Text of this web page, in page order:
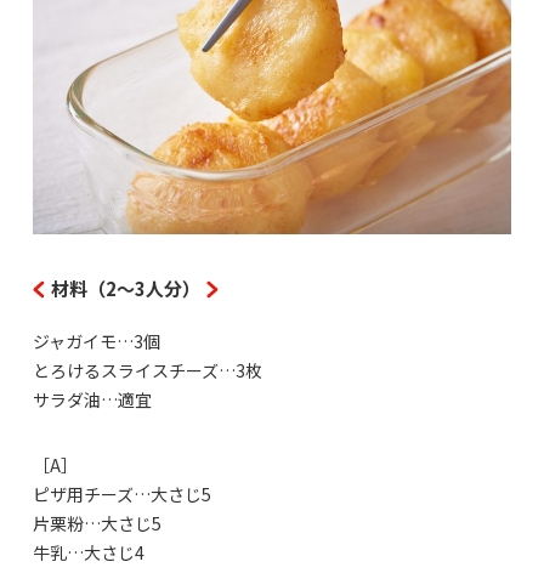
材料（2～3人分）
ジャガイモ…3個
とろけるスライスチーズ…3枚
サラダ油…適宜
［A］
ピザ用チーズ…大さじ5
片栗粉…大さじ5
牛乳…大さじ4